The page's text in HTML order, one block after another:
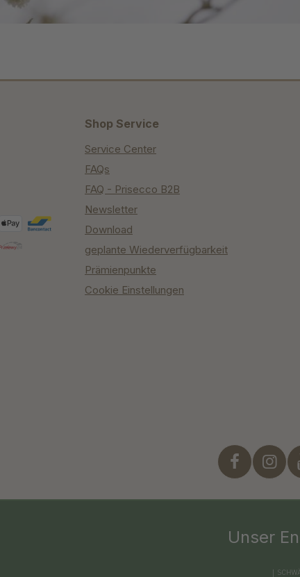
Shop Service
Service Center
FAQs
FAQ - Prisecco B2B
Newsletter
Download
geplante Wiederverfügbarkeit
Prämienpunkte
Cookie Einstellungen
Unser